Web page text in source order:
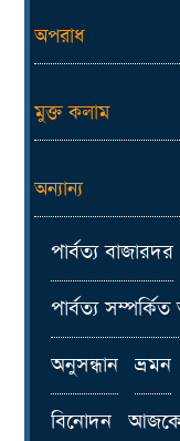
অপরাধ
মুক্ত কলাম
অন্যান্য
পার্বত্য বাজারদর
পার্বত্য
অনুসন্ধান ভ্রমন
বিনোদন